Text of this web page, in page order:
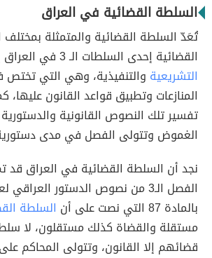
السلطة القضائية في العراق
تُعَدّ السلطة القضائية والمتمثلة بمختلف
القضائية إحدى السلطات الـ 3 في العراق إلى جانب
التشريعية والتنفيذية، وهي التي
المنازعات وتطبيق قواعد القانون عليها،
تفسير تلك النصوص القانونية
الغموض وتتولى الفصل في مدى دستورية
نجد أن السلطة القضائية في العراق قد
بالمادة 87 التي نصت على أن
السلطة
مستقلة والقضاة كذلك مستقلون، لا
قضائهم إلا القانون، وتتولى المحاكم